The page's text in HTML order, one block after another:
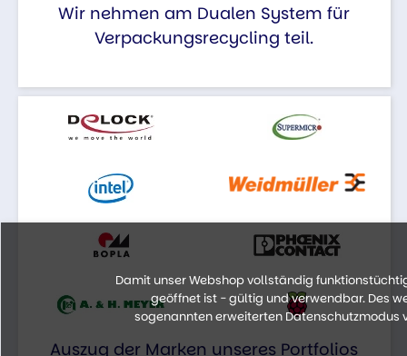
Wir nehmen am Dualen System für
Verpackungsrecycling teil.
Auszug der Marken unseres Portfolios
Damit unser Webshop vollständig
geöffnet ist - gültig und verwendbar. Des
sogenannten erweiterten Datenschutzmodus